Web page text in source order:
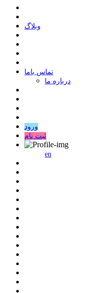
وبلاگ
ﺗﻤﺎﺱ ﺑﺎﻣﺎ
درباره ما
ورود
ثبت نام
en